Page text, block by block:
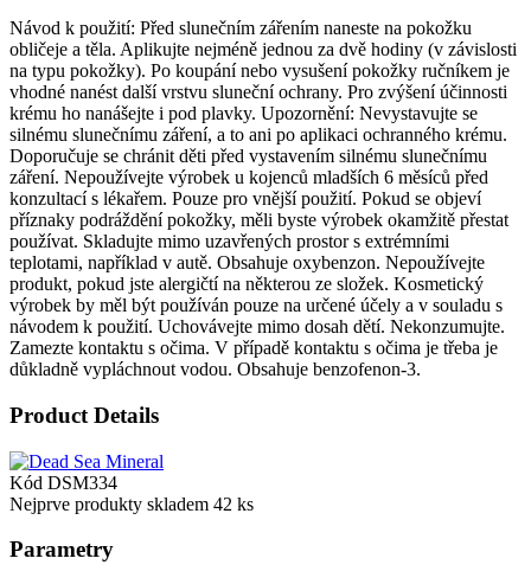
Návod k použití: Před slunečním zářením naneste na pokožku
obličeje a těla. Aplikujte nejméně jednou za dvě hodiny (v závislosti
na typu pokožky). Po koupání nebo vysušení pokožky ručníkem je
vhodné nanést další vrstvu sluneční ochrany. Pro zvýšení účinnosti
krému ho nanášejte i pod plavky. Upozornění: Nevystavujte se
silnému slunečnímu záření, a to ani po aplikaci ochranného krému.
Doporučuje se chránit děti před vystavením silnému slunečnímu
záření. Nepoužívejte výrobek u kojenců mladších 6 měsíců před
konzultací s lékařem. Pouze pro vnější použití. Pokud se objeví
příznaky podráždění pokožky, měli byste výrobek okamžitě přestat
používat. Skladujte mimo uzavřených prostor s extrémními
teplotami, například v autě. Obsahuje oxybenzon. Nepoužívejte
produkt, pokud jste alergičtí na některou ze složek. Kosmetický
výrobek by měl být používán pouze na určené účely a v souladu s
návodem k použití. Uchovávejte mimo dosah dětí. Nekonzumujte.
Zamezte kontaktu s očima. V případě kontaktu s očima je třeba je
důkladně vypláchnout vodou. Obsahuje benzofenon-3.
Product Details
Kód DSM334
Nejprve produkty skladem 42 ks
Parametry